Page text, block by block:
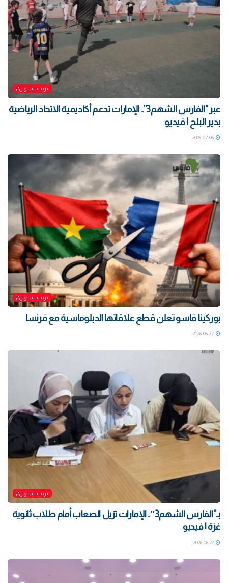
توب ستوري
‏عبر “الفارس الشهم3”.. الإمارات تدعم أكاديمية الاتحاد الرياضية
بدير البلح | فيديو
توب ستوري
بوركينا فاسو تعلن قطع علاقاتها الدبلوماسية مع فرنسا
توب ستوري
بـ”الفارس الشهم3″.. الإمارات تزيل الصعاب أمام طلاب ثانوية
غزة | فيديو